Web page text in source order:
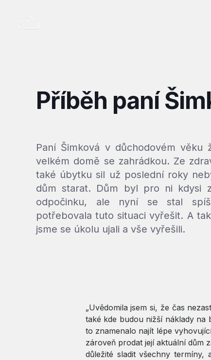
Příběh paní
Paní Šimková v důchodovém věku
velkém domě se zahrádkou. Ze
také úbytku sil už poslední roky
dům starat. Dům byl pro ni kdysi
odpočinku, ale nyní se stal
potřebovala tuto situaci vyřešit. A
jsme se úkolu ujali a vše vyřešili.
„Uvědomila jsem si, že čas
také kde budou nižší náklady na
to znamenalo najít lépe
zároveň prodat její aktuální dům
důležité sladit všechny